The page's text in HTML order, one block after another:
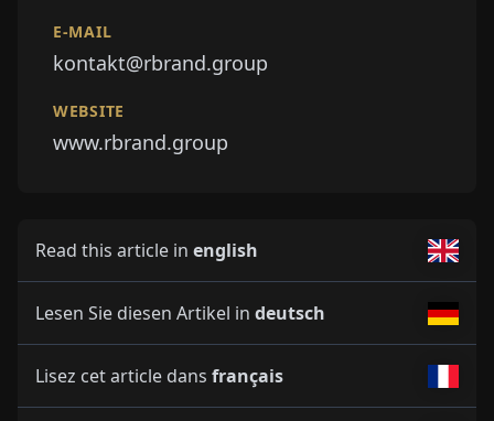
E-MAIL
kontakt@rbrand.group
WEBSITE
www.rbrand.group
Read this article in english
Lesen Sie diesen Artikel in deutsch
Lisez cet article dans français